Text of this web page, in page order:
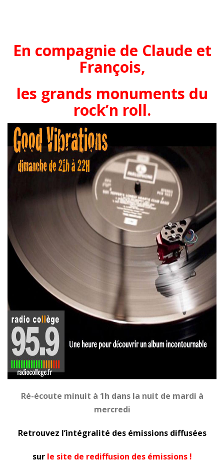
En compagnie de Claude et
François,
les grands monuments du
rock’n roll.
Ré-écoute minuit à 1h dans la nuit de mardi à
mercredi
Retrouvez l’intégralité des émissions diffusées
sur le site de rediffusion des émissions !